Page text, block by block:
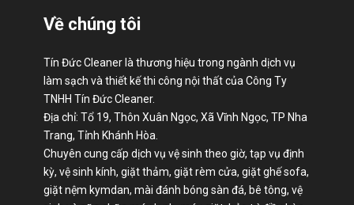
Về chúng tôi
Tín Đức Cleaner là thương hiệu trong ngành dịch vụ
làm sạch và thiết kế thi công nội thất của Công Ty
TNHH Tín Đức Cleaner.
Địa chỉ: Tổ 19, Thôn Xuân Ngọc, Xã Vĩnh Ngọc, TP Nha
Trang, Tỉnh Khánh Hòa.
Chuyên cung cấp dịch vụ vệ sinh theo giờ, tạp vụ định
kỳ, vệ sinh kính, giặt thảm, giặt rèm cửa, giặt ghế sofa,
giặt nệm kymdan, mài đánh bóng sàn đá, bê tông, vệ